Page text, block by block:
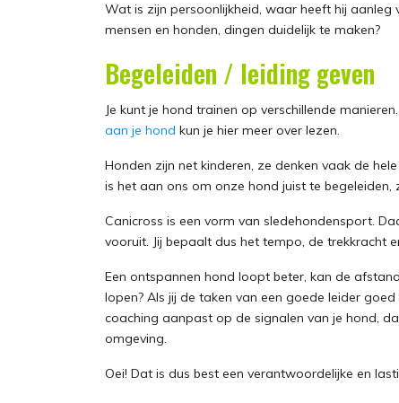
Wat is zijn persoonlijkheid, waar heeft hij aanleg
mensen en honden, dingen duidelijk te maken?
Begeleiden / leiding geven
Je kunt je hond trainen op verschillende
aan je hond kun je hier meer over lezen.
Honden zijn net kinderen, ze denken vaak de
is het aan ons om onze hond juist te
Canicross is een vorm van sledehondensport.
vooruit. Jij bepaalt dus het tempo, de trekkracht
Een ontspannen hond loopt beter, kan de
lopen? Als jij de taken van een goede leider
coaching aanpast op de signalen van je hond,
omgeving.
Oei! Dat is dus best een verantwoordelijke en